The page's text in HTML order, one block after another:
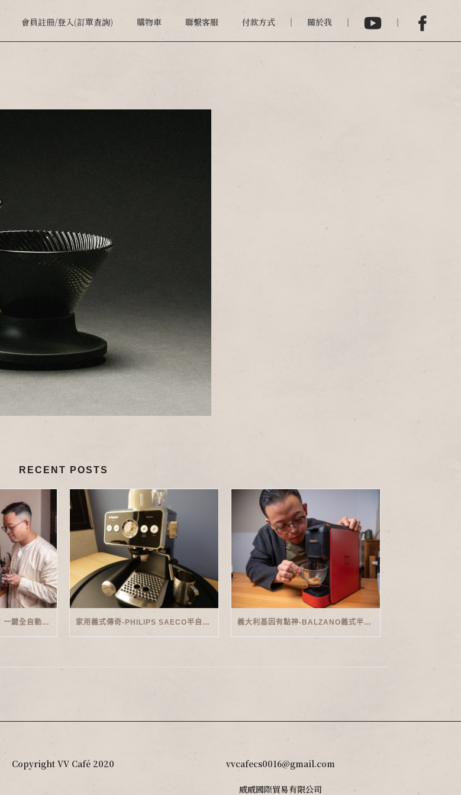
會員註冊/登入(訂單查詢) 購物車 聯繫客服 付款方式 關於我
RECENT POSTS
ORBITER OB-1烘豆機：一鍵全自動智能烘焙體驗 家用義式傳奇-PHILIPS SAECO半自動義式咖啡機(EMS5110)開箱 義大利基因有點神-BALZANO義式半自動雙膠囊3 IN 1咖啡機開箱
Copyright VV Café 2020 vvcafecs0016@gmail.com
威威國際貿易有限公司